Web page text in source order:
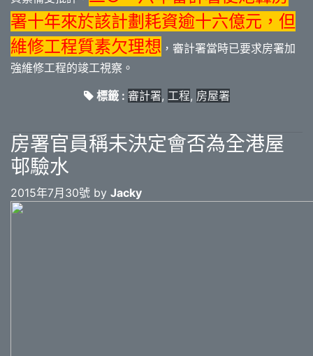
署十年來於該計劃耗資逾十六億元，但
維修工程質素欠理想 ，審計署當時已要求房署加
強維修工程的竣工視察。
標籤 : 審計署, 工程, 房屋署
房署官員稱未決定會否為全港屋
邨驗水
2015年7月30號 by Jacky